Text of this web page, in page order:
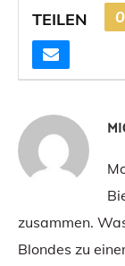
TEILEN 0
zusammen.
Blondes zu